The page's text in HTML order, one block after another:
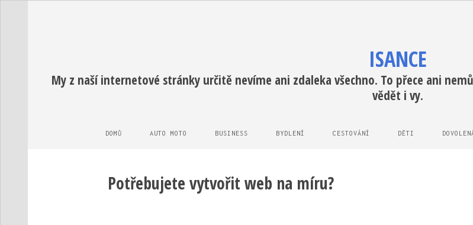
ISANCE
My z naší internetové stránky určitě nevíme ani zdaleka všechno. To přece ani
vědět i vy.
DOMŮ AUTO MOTO BUSINESS BYDLENÍ CESTOVÁNÍ DĚTI
Potřebujete vytvořit web na míru?